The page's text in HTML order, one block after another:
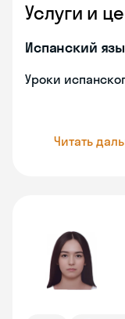
Услуги и
Испанский
Уроки
Читать